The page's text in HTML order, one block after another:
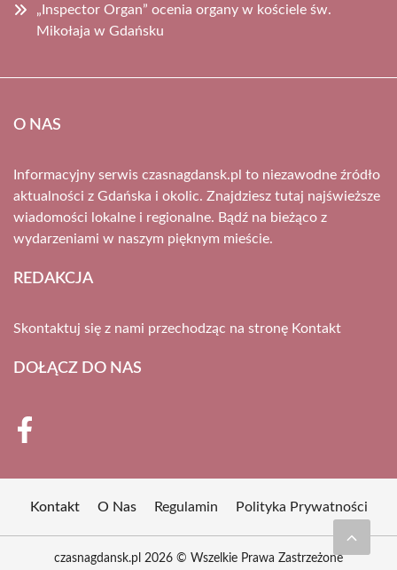
„Inspector Organ” ocenia organy w kościele św.
Mikołaja w Gdańsku
O NAS
Informacyjny serwis czasnagdansk.pl to niezawodne źródło
aktualności z Gdańska i okolic. Znajdziesz tutaj najświeższe
wiadomości lokalne i regionalne. Bądź na bieżąco z
wydarzeniami w naszym pięknym mieście.
REDAKCJA
Skontaktuj się z nami przechodząc na stronę Kontakt
DOŁĄCZ DO NAS
Kontakt O Nas Regulamin Polityka Prywatności
czasnagdansk.pl 2026 © Wszelkie Prawa Zastrzeżone